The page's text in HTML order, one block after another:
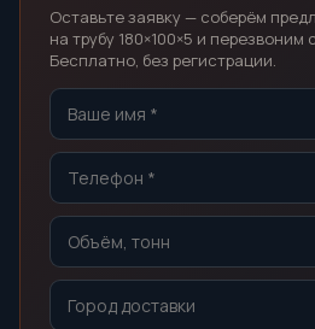
Оставьте заявку — соберём
на трубу 180×100×5 и
Бесплатно, без регистрации.